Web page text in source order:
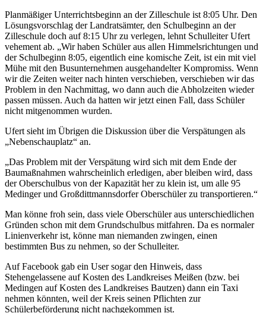
Planmäßiger Unterrichtsbeginn an der Zilleschule ist 8:05 Uhr. Den
Lösungsvorschlag der Landratsämter, den Schulbeginn an der
Zilleschule doch auf 8:15 Uhr zu verlegen, lehnt Schulleiter Ufert
vehement ab. „Wir haben Schüler aus allen Himmelsrichtungen und
der Schulbeginn 8:05, eigentlich eine komische Zeit, ist ein mit viel
Mühe mit den Busunternehmen ausgehandelter Kompromiss. Wenn
wir die Zeiten weiter nach hinten verschieben, verschieben wir das
Problem in den Nachmittag, wo dann auch die Abholzeiten wieder
passen müssen. Auch da hatten wir jetzt einen Fall, dass Schüler
nicht mitgenommen wurden.
Ufert sieht im Übrigen die Diskussion über die Verspätungen als
„Nebenschauplatz“ an.
„Das Problem mit der Verspätung wird sich mit dem Ende der
Baumaßnahmen wahrscheinlich erledigen, aber bleiben wird, dass
der Oberschulbus von der Kapazität her zu klein ist, um alle 95
Medinger und Großdittmannsdorfer Oberschüler zu transportieren.“
Man könne froh sein, dass viele Oberschüler aus unterschiedlichen
Gründen schon mit dem Grundschulbus mitfahren. Da es normaler
Linienverkehr ist, könne man niemanden zwingen, einen
bestimmten Bus zu nehmen, so der Schulleiter.
Auf Facebook gab ein User sogar den Hinweis, dass
Stehengelassene auf Kosten des Landkreises Meißen (bzw. bei
Medingen auf Kosten des Landkreises Bautzen) dann ein Taxi
nehmen könnten, weil der Kreis seinen Pflichten zur
Schülerbeförderung nicht nachgekommen ist.